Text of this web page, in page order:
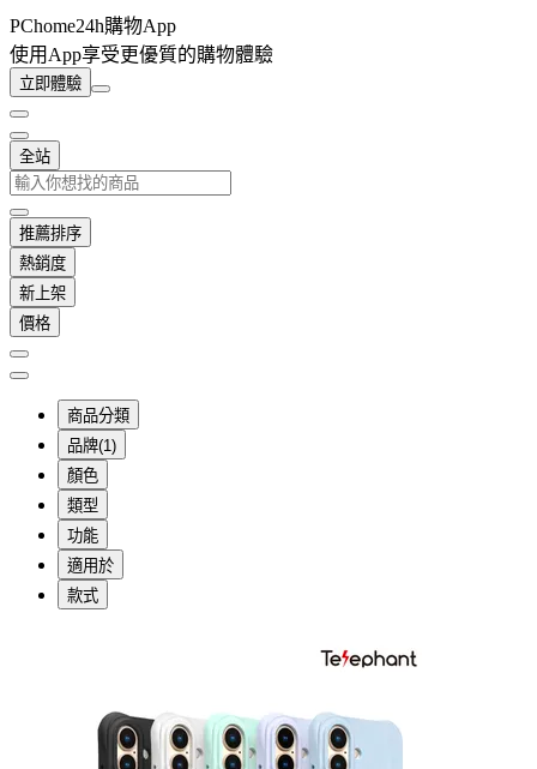
PChome24h購物App
使用App享受更優質的購物體驗
立即體驗
全站
推薦排序
熱銷度
新上架
價格
商品分類
品牌(1)
顏色
類型
功能
適用於
款式